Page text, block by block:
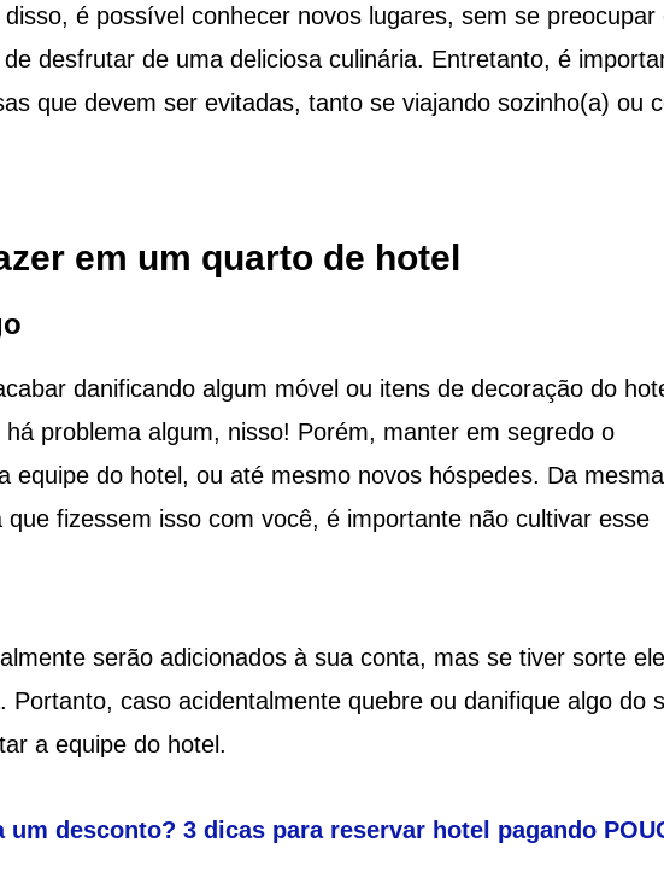
é possível conhecer novos lugares, sem se preocupar
desfrutar de uma deliciosa culinária. Entretanto, é
que devem ser evitadas, tanto se viajando sozinho(a) ou
em um quarto de hotel
danificando algum móvel ou itens de decoração do
problema algum, nisso! Porém, manter em segredo o
equipe do hotel, ou até mesmo novos hóspedes. Da mesma
fizessem isso com você, é importante não cultivar esse
serão adicionados à sua conta, mas se tiver sorte
Portanto, caso acidentalmente quebre ou danifique algo do
a equipe do hotel.
um desconto? 3 dicas para reservar hotel pagando